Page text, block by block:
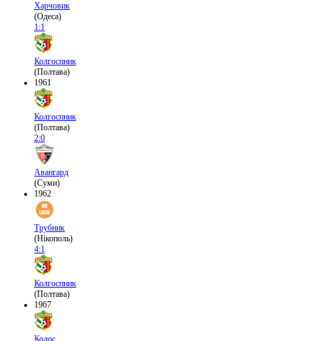
Харчовик
(Одеса)
1:1
Колгоспник
(Полтава)
1961
Колгоспник
(Полтава)
2:0
Авангард
(Суми)
1962
Трубник
(Нікополь)
4:1
Колгоспник
(Полтава)
1967
Колос